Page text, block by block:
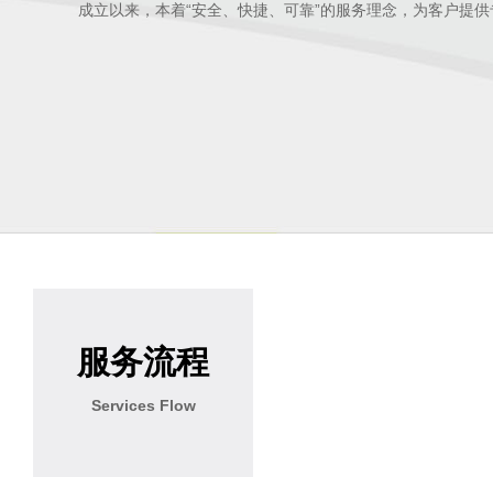
成立以来，本着“安全、快捷、可靠”的服务理念，为客户提
服务流程
Services Flow